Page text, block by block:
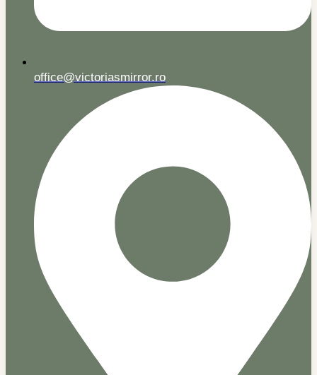
office@victoriasmirror.ro